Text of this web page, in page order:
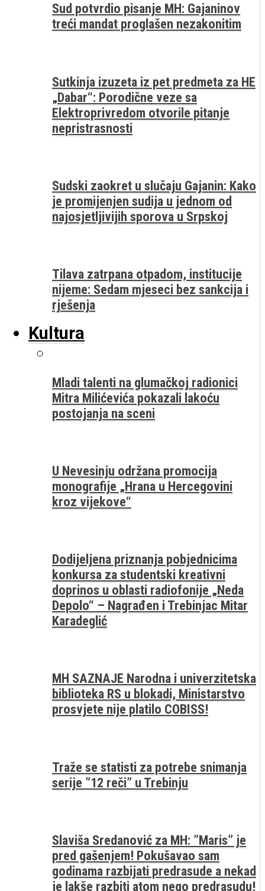
Sud potvrdio pisanje MH: Gajaninov
treći mandat proglašen nezakonitim
Sutkinja izuzeta iz pet predmeta za HE
„Dabar“: Porodične veze sa
Elektroprivredom otvorile pitanje
nepristrasnosti
Sudski zaokret u slučaju Gajanin: Kako
je promijenjen sudija u jednom od
najosjetljivijih sporova u Srpskoj
Tilava zatrpana otpadom, institucije
nijeme: Sedam mjeseci bez sankcija i
rješenja
Kultura
Mladi talenti na glumačkoj radionici
Mitra Milićevića pokazali lakoću
postojanja na sceni
U Nevesinju održana promocija
monografije „Hrana u Hercegovini
kroz vijekove“
Dodijeljena priznanja pobjednicima
konkursa za studentski kreativni
doprinos u oblasti radiofonije „Neda
Depolo“ – Nagrađen i Trebinjac Mitar
Karadeglić
MH SAZNAJE Narodna i univerzitetska
biblioteka RS u blokadi, Ministarstvo
prosvjete nije platilo COBISS!
Traže se statisti za potrebe snimanja
serije ”12 reči” u Trebinju
Slaviša Sredanović za MH: ”Maris” je
pred gašenjem! Pokušavao sam
godinama razbijati predrasude a nekad
je lakše razbiti atom nego predrasudu!